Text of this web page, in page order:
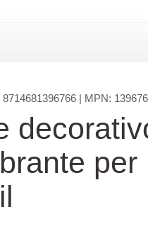
8714681396766| MPN: 139676
per